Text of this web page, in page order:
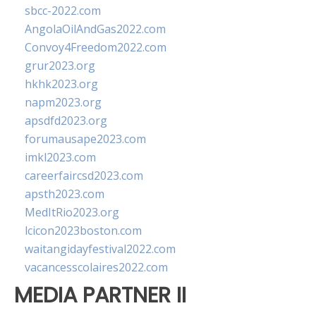
sbcc-2022.com
AngolaOilAndGas2022.com
Convoy4Freedom2022.com
grur2023.org
hkhk2023.org
napm2023.org
apsdfd2023.org
forumausape2023.com
imkl2023.com
careerfaircsd2023.com
apsth2023.com
MedItRio2023.org
lcicon2023boston.com
waitangidayfestival2022.com
vacancesscolaires2022.com
MEDIA PARTNER II